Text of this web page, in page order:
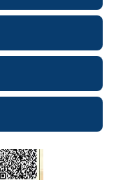
erid: 2SDnjcrDNw6